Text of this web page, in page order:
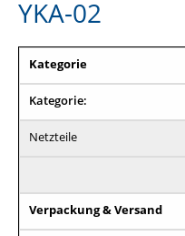
YKA-02
Kategorie
Kategorie:
Netzteile
Verpackung & Versand